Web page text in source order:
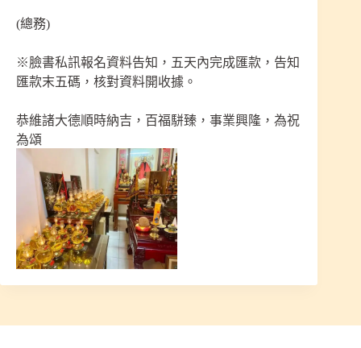
(總務)
※臉書私訊報名資料告知，五天內完成匯款，告知
匯款末五碼，核對資料開收據。
恭維諸大德順時納吉，百福駢臻，事業興隆，為祝
為頌